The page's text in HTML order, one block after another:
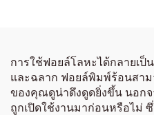
การใช้ฟอยล์โลหะได้กลายเ
และฉลาก ฟอยล์พิมพ์ร้อนสา
ของคุณดูน่าดึงดูดยิ่งขึ้น นอก
ถูกเปิดใช้งานมาก่อนหรือไม่